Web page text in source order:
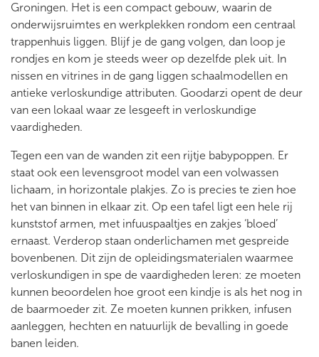
Groningen. Het is een compact gebouw, waarin de
onderwijsruimtes en werkplekken rondom een centraal
trappenhuis liggen. Blijf je de gang volgen, dan loop je
rondjes en kom je steeds weer op dezelfde plek uit. In
nissen en vitrines in de gang liggen schaalmodellen en
antieke verloskundige attributen. Goodarzi opent de deur
van een lokaal waar ze lesgeeft in verloskundige
vaardigheden.
Tegen een van de wanden zit een rijtje babypoppen. Er
staat ook een levensgroot model van een volwassen
lichaam, in horizontale plakjes. Zo is precies te zien hoe
het van binnen in elkaar zit. Op een tafel ligt een hele rij
kunststof armen, met infuuspaaltjes en zakjes ‘bloed’
ernaast. Verderop staan onderlichamen met gespreide
bovenbenen. Dit zijn de opleidingsmaterialen waarmee
verloskundigen in spe de vaardigheden leren: ze moeten
kunnen beoordelen hoe groot een kindje is als het nog in
de baarmoeder zit. Ze moeten kunnen prikken, infusen
aanleggen, hechten en natuurlijk de bevalling in goede
banen leiden.